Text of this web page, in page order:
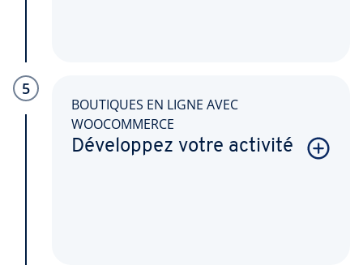
5
BOUTIQUES EN LIGNE AVEC
WOOCOMMERCE
Développez votre activité